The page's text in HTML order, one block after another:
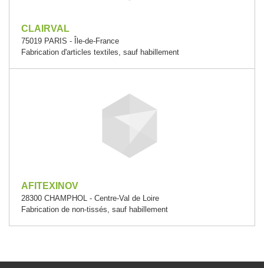
CLAIRVAL
75019 PARIS - Île-de-France
Fabrication d'articles textiles, sauf habillement
AFITEXINOV
28300 CHAMPHOL - Centre-Val de Loire
Fabrication de non-tissés, sauf habillement